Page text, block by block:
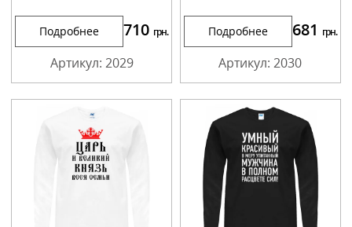
Подробнее 710 грн.
Артикул: 2029
Подробнее 681 грн.
Артикул: 2030